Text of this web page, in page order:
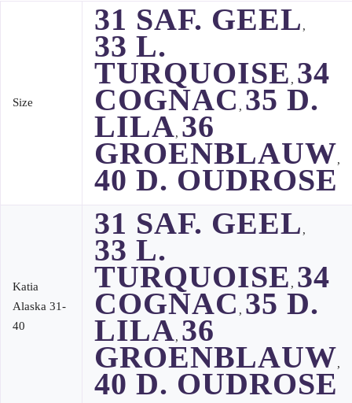
Size
31 SAF. GEEL ,
33 L.
TURQUOISE , 34
COGNAC , 35 D.
LILA, 36
GROENBLAUW,
40 D. OUDROSE
Katia
Alaska 31-
40
31 SAF. GEEL ,
33 L.
TURQUOISE , 34
COGNAC , 35 D.
LILA, 36
GROENBLAUW,
40 D. OUDROSE